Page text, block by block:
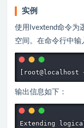
实例
使用lvextend命令为
空间。在命令行中输
输出信息如下：
Extending